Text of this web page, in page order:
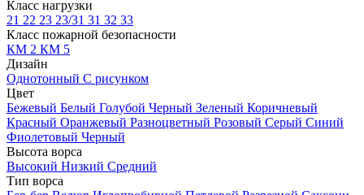
Класс нагрузки
21 22 23 23/31 31 32 33
Класс пожарной безопасности
КМ 2 КМ 5
Дизайн
Однотонный С рисунком
Цвет
Бежевый Белый Голубой Черный Зеленый Коричневый
Красный Оранжевый Разноцветный Розовый Серый Синий
Фиолетовый Черный
Высота ворса
Высокий Низкий Средний
Тип ворса